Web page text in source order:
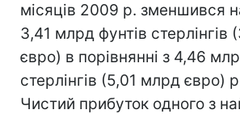
місяців 2009 р. зменшився
3,41 млрд фунтів
євро) в порівнянні з 4,46
стерлінгів (5,01 млрд євро)
Чистий прибуток одного з